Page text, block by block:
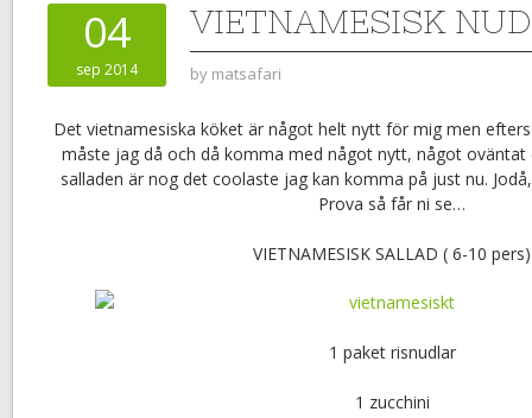
04
sep 2014
VIETNAMESISK
by matsafari
Det vietnamesiska köket är något helt nytt för mig men
måste jag då och då komma med något nytt, något
salladen är nog det coolaste jag kan komma på just nu.
Prova så får ni se…
VIETNAMESISK SALLAD ( 6-10 pers)
1 paket risnudlar
1 zucchini